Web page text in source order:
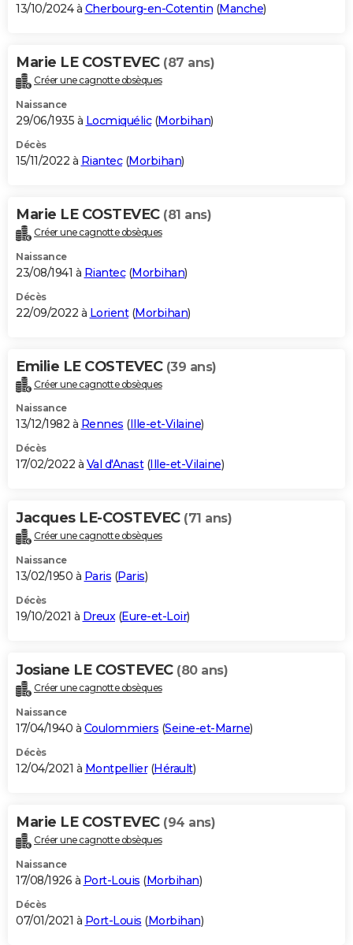
S'inscrire
Se connecter
Lycées
Collèges
Primaires
Universités
Entreprises
Service militaire
Avis de recherche
AVIS DE DÉCÈS
Bricolage
Lifestyle
Culture
Sport
Auto
Television
Voyage
Cinema
13/10/2024 à Cherbourg-en-Cotentin (Manche)
Marie LE COSTEVEC (87 ans)
Créer une cagnotte obsèques
Naissance
29/06/1935 à Locmiquélic(Morbihan)
Décès
15/11/2022 à Riantec(Morbihan)
Marie LE COSTEVEC (81 ans)
Créer une cagnotte obsèques
Naissance
23/08/1941 à Riantec(Morbihan)
Décès
22/09/2022 à Lorient(Morbihan)
Emilie LE COSTEVEC (39 ans)
Créer une cagnotte obsèques
Naissance
13/12/1982 à Rennes (Ille-et-Vilaine)
Décès
17/02/2022 à Val d'Anast(Ille-et-Vilaine)
Jacques LE-COSTEVEC (71 ans)
Créer une cagnotte obsèques
Naissance
13/02/1950 à Paris (Paris)
Décès
19/10/2021 à Dreux(Eure-et-Loir)
Josiane LE COSTEVEC (80 ans)
Créer une cagnotte obsèques
Naissance
17/04/1940 à Coulommiers (Seine-et-Marne)
Décès
12/04/2021 à Montpellier(Hérault)
Marie LE COSTEVEC (94 ans)
Créer une cagnotte obsèques
Naissance
17/08/1926 à Port-Louis (Morbihan)
Décès
07/01/2021 à Port-Louis (Morbihan)